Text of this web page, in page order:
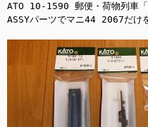
ATO 10-1590 郵便・荷物列車
ASSYパーツでマニ44 2067だけ